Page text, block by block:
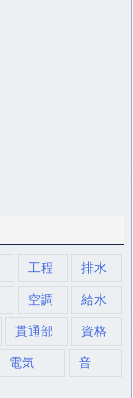
工程 排水
空調 給水
貫通部 資格
電気 音